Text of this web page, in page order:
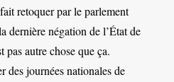
retoquer par le parlement
dernière négation de l’État de
pas autre chose que ça.
des journées nationales de